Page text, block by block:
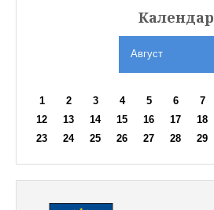
Календар
Август
1 2 3 4 5 6 7
12
13 14 15 16 17 18
23
24 25 26 27 28 29